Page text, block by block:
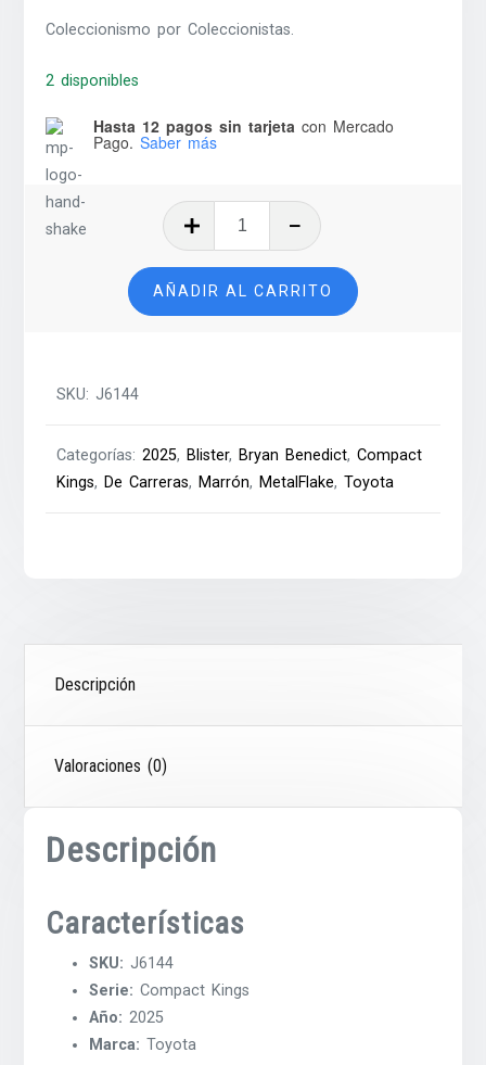
Coleccionismo por Coleccionistas.
2 disponibles
Hasta 12 pagos sin tarjeta con Mercado
Pago. Saber más
Cup
–
2025
AÑADIR AL CARRITO
SKU:J6144
Categorías:2025, Blister, Bryan Benedict,Compact
Kings, De Carreras, Marrón, MetalFlake,Toyota
Descripción
Valoraciones (0)
Descripción
Características
SKU: J6144
Serie: Compact Kings
Año: 2025
Marca: Toyota